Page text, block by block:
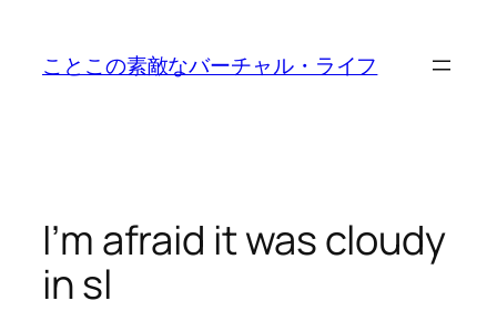
ことこの素敵なバーチャル・ライフ
I’m afraid it was cloudy
in sl